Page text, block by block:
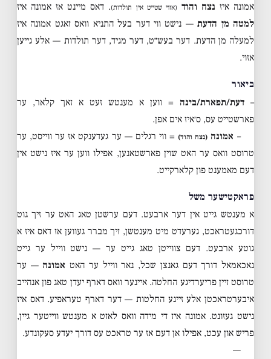
אמונה איז נצח והוד (אזוי שטייט אין תולדות). דאס מיינט אז אמונה איז
למטה מן הדעת— נישט ווי דער בעל התניא וואס זאגט אמונה איז
למעלה מן הדעת. דער בעש״ט, דער מגיד, דער תולדות — אלע גייען
אזוי.
ביאור
– דעת/תפארת/בינה = ווען א מענטש זעט א זאך קלאר, ער
פארשטייט עס, ס׳איז אים אפן.
– אמונה (נצח והוד) = ווי רגלים — ער געדענקט אז ער ווייסט, ער
טרוסט וואס ער האט שוין פארשטאנען, אפילו ווען ער איז נישט אין
דעם מאמענט פון קלארקייט.
פראקטישער משל
א מענטש גייט אין דער ארבעט. דעם ערשטן טאג האט ער זיך גוט
דורכגעטראכט, גערעדט מיט מענטשן, זיך מברר געווען אז דאס איז א
גוטע ארבעט. דעם צווייטן טאג גייט ער — נישט ווייל ער גייט
נאכאמאל דורך דעם גאנצן שכל, נאר ווייל ער האט אמונה — ער
טרוסט זיין פריערדיגע החלטה. איינער וואס דארף יעדן טאג פון אנהייב
איבערטראכטן אלע זיינע החלטות — דער דארף טעראפיע. דאס איז
נישט געזונט. אמונה איז די מידה וואס לאזט א מענטש ווייטער גיין,
פריש און עכט, אפילו אן דעם אז ער טראכט עס דורך יעדע סעקונדע.
—